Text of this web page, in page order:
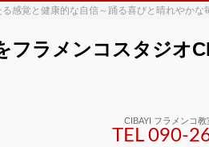
感覚と健康的な自信～踊る喜びと晴れやかな
ラメンコスタジオ
CIBAYI フラメンコ
TEL 090-